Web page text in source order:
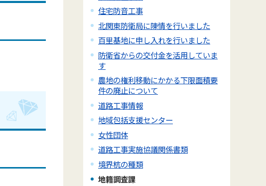
住宅防音工事
北関東防衛局に陳情を行いました
百里基地に申し入れを行いました
防衛省からの交付金を活用していま
す
農地の権利移動にかかる下限面積要
件の廃止について
道路工事情報
地域包括支援センター
女性団体
道路工事実施協議関係書類
境界杭の種類
地籍調査課